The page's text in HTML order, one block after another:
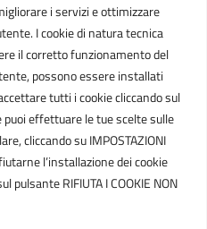
i servizi e ottimizzare
I cookie di natura tecnica
il corretto funzionamento del
possono essere installati
tutti i cookie cliccando sul
puoi effettuare le tue scelte sulle
cliccando su IMPOSTAZIONI
l’installazione dei cookie
pulsante RIFIUTA I COOKIE NON